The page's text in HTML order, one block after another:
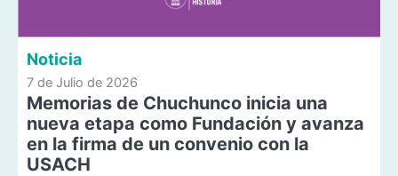
Noticia
7 de Julio de 2026
Memorias de Chuchunco inicia una
nueva etapa como Fundación y avanza
en la firma de un convenio con la
USACH